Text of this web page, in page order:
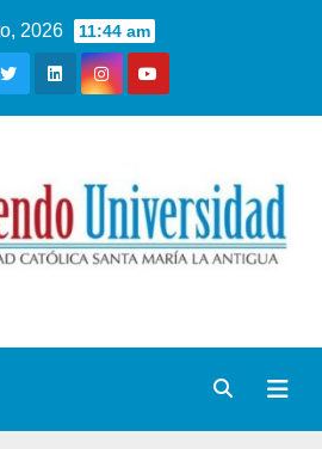
2026 11:44 am